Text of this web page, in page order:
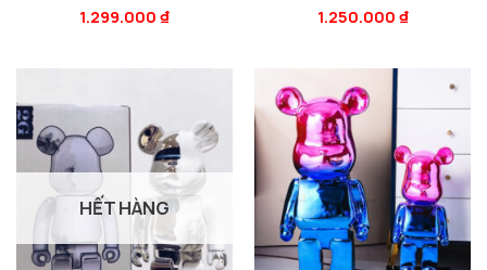
Được xếp
1.299.000 ₫
Được xếp
1.250.000 ₫
HẾT HÀNG